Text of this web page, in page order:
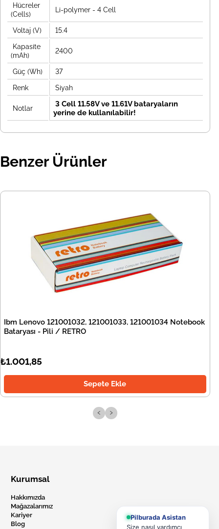
Hücreler
(Cells)
Li-polymer - 4 Cell
Voltaj (V) 15.4
Kapasite
(mAh)
2400
Güç (Wh) 37
Renk Siyah
Notlar
3 Cell 11.58V ve 11.61V bataryaların
yerine de kullanılabilir!
Benzer Ürünler
Ibm Lenovo 121001032, 121001033, 121001034 Notebook
Bataryası - Pili / RETRO
₺1.001,85
Sepete Ekle
‹ ›
Kurumsal
Hakkımızda
Mağazalarımız
Kariyer
Blog
Pilburada Asistan
Size nasıl yardımcı